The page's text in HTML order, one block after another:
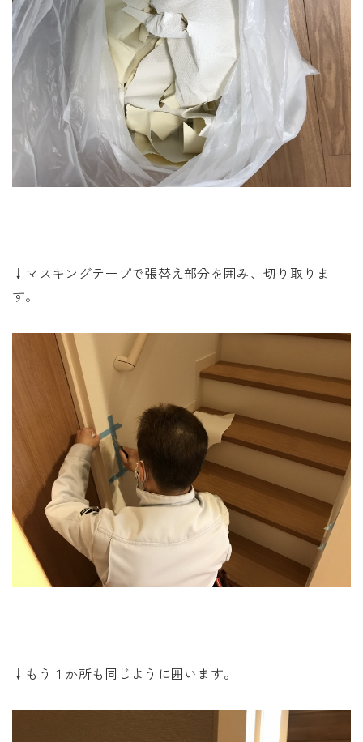
↓マスキングテープで張替え部分を囲み、切り取りま
す。
↓もう１か所も同じように囲います。